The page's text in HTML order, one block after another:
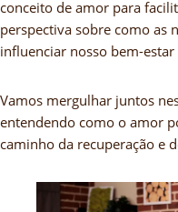
conceito de amor para
perspectiva sobre como as
influenciar nosso bem-
Vamos mergulhar juntos
entendendo como o amor
caminho da recuperação e